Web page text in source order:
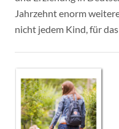
Jahrzehnt enorm
nicht jedem Kind, für